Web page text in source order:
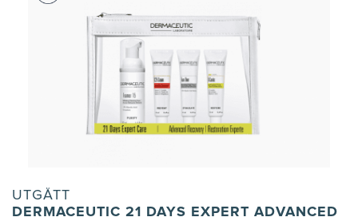
UTGÅTT
DERMACEUTIC 21 DAYS EXPERT ADVANCED